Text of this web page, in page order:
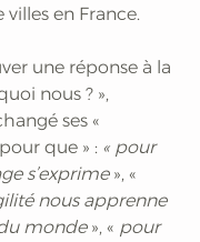
en France.
une réponse à la
nous ? »,
ses «
que » : « pour
s’exprime », «
nous apprenne
monde », « pour